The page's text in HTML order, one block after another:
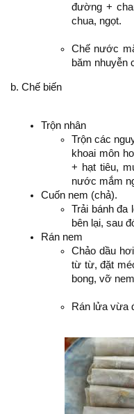
đường +
chua, ngọt.
Chế nước
băm nhuyễn
b. Chế biến
Trộn nhân
Trộn các
khoai môn
+ hạt tiêu,
nước mắm
Cuốn nem (chả).
Trải bánh đa
bên lại, sau
Rán nem
Chảo dầu
từ từ, đặt
bong, vỡ
Rán lửa vừa